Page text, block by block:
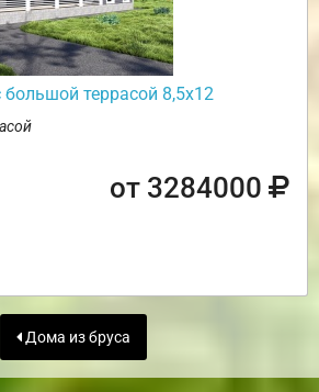
террасой 8,5х12
от 3284000
Дома из бруса